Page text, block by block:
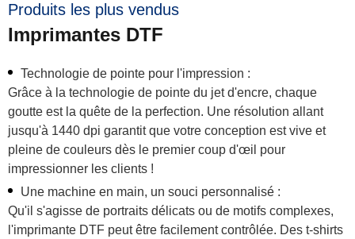
Produits les plus vendus
Imprimantes DTF
Technologie de pointe pour l'impression :
Grâce à la technologie de pointe du jet d'encre, chaque
goutte est la quête de la perfection. Une résolution allant
jusqu'à 1440 dpi garantit que votre conception est vive et
pleine de couleurs dès le premier coup d'œil pour
impressionner les clients !
Une machine en main, un souci personnalisé :
Qu'il s'agisse de portraits délicats ou de motifs complexes,
l'imprimante DTF peut être facilement contrôlée. Des t-shirts